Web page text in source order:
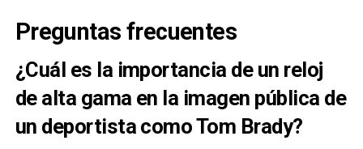
Preguntas frecuentes
¿Cuál es la importancia de un reloj
de alta gama en la imagen pública de
un deportista como Tom Brady?